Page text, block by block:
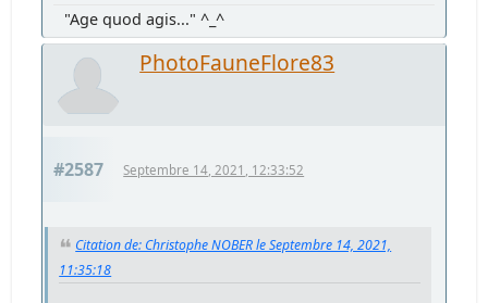
"Age quod agis..." ^_^
PhotoFauneFlore83
#2587 Septembre 14, 2021, 12:33:52
Citation de: Christophe NOBER le Septembre 14, 2021,
11:35:18